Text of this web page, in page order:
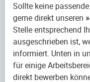
Sollte keine
gerne direkt unseren
Stelle entsprechend
ausgeschrieben ist,
informiert. Unten in
für einige
direkt bewerben